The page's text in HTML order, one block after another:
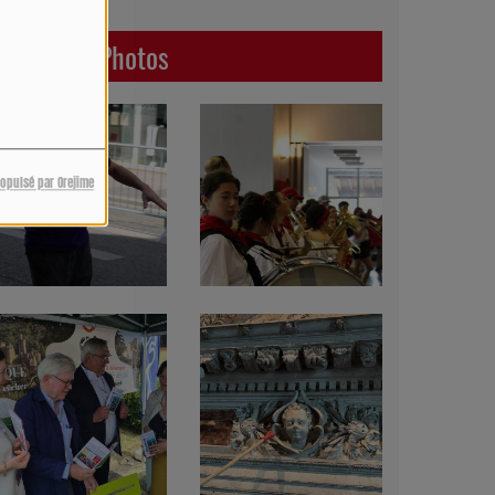
par Orejime
Dernières Photos